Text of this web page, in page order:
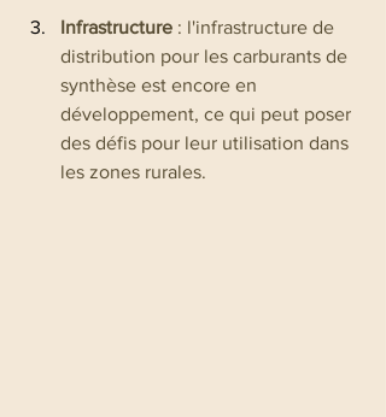
Infrastructure : l'infrastructure de
distribution pour les carburants de
synthèse est encore en
développement, ce qui peut poser
des défis pour leur utilisation dans
les zones rurales.